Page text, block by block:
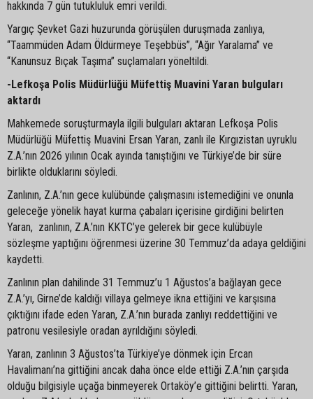
hakkında 7 gün tutukluluk emri verildi.
Yargıç Şevket Gazi huzurunda görüşülen duruşmada zanlıya,
“Taammüden Adam Öldürmeye Teşebbüs”, “Ağır Yaralama” ve
“Kanunsuz Bıçak Taşıma” suçlamaları yöneltildi.
-Lefkoşa Polis Müdürlüğü Müfettiş Muavini Yaran bulguları
aktardı
Mahkemede soruşturmayla ilgili bulguları aktaran Lefkoşa Polis
Müdürlüğü Müfettiş Muavini Ersan Yaran, zanlı ile Kırgızistan uyruklu
Z.A.’nın 2026 yılının Ocak ayında tanıştığını ve Türkiye’de bir süre
birlikte olduklarını söyledi.
Zanlının, Z.A.’nın gece kulübünde çalışmasını istemediğini ve onunla
geleceğe yönelik hayat kurma çabaları içerisine girdiğini belirten
Yaran, zanlının, Z.A.’nın KKTC’ye gelerek bir gece kulübüyle
sözleşme yaptığını öğrenmesi üzerine 30 Temmuz’da adaya geldiğini
kaydetti.
Zanlının plan dahilinde 31 Temmuz’u 1 Ağustos’a bağlayan gece
Z.A.’yı, Girne’de kaldığı villaya gelmeye ikna ettiğini ve karşısına
çıktığını ifade eden Yaran, Z.A.’nın burada zanlıyı reddettiğini ve
patronu vesilesiyle oradan ayrıldığını söyledi.
Yaran, zanlının 3 Ağustos’ta Türkiye’ye dönmek için Ercan
Havalimanı’na gittiğini ancak daha önce elde ettiği Z.A.’nın çarşıda
olduğu bilgisiyle uçağa binmeyerek Ortaköy’e gittiğini belirtti. Yaran,